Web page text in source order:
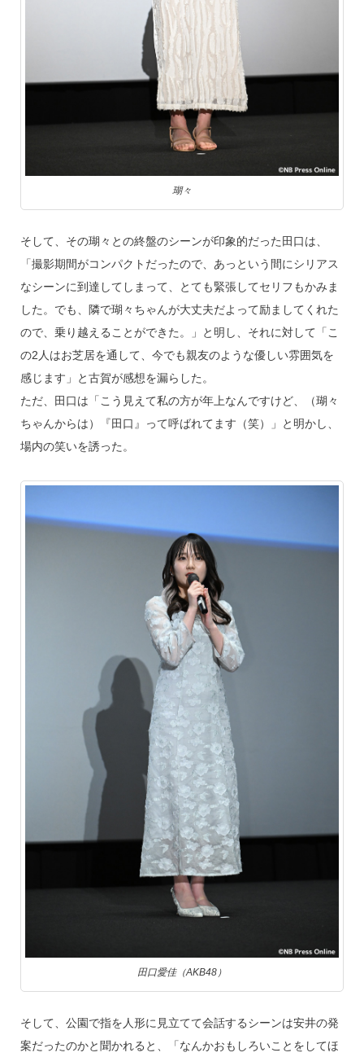
瑚々
そして、その瑚々との終盤のシーンが印象的だった田口は、
「撮影期間がコンパクトだったので、あっという間にシリアス
なシーンに到達してしまって、とても緊張してセリフもかみま
した。でも、隣で瑚々ちゃんが大丈夫だよって励ましてくれた
ので、乗り越えることができた。」と明し、それに対して「こ
の2人はお芝居を通して、今でも親友のような優しい雰囲気を
感じます」と古賀が感想を漏らした。
ただ、田口は「こう見えて私の方が年上なんですけど、（瑚々
ちゃんからは）『田口』って呼ばれてます（笑）」と明かし、
場内の笑いを誘った。
田口愛佳（AKB48）
そして、公園で指を人形に見立てて会話するシーンは安井の発
案だったのかと聞かれると、「なんかおもしろいことをしてほ